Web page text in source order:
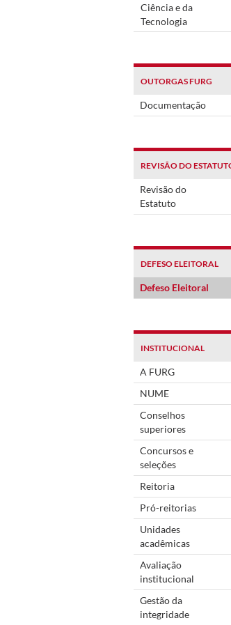
Ciência e da
Tecnologia
OUTORGAS FURG
Documentação
REVISÃO DO
Revisão do
Estatuto
DEFESO ELEITORAL
Defeso Eleitoral
INSTITUCIONAL
A FURG
NUME
Conselhos
superiores
Concursos e
seleções
Reitoria
Pró-reitorias
Unidades
acadêmicas
Avaliação
institucional
Gestão da
integridade